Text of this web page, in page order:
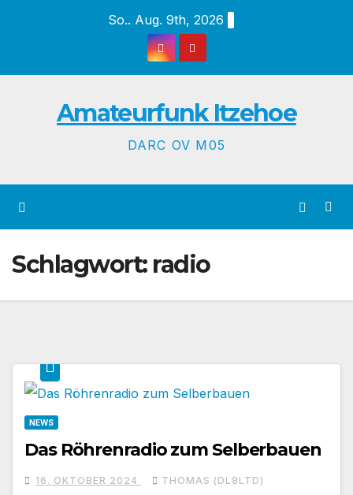
So.. Aug. 9th, 2026
Amateurfunk Itzehoe
DARC OV M05
Schlagwort: radio
NEWS
Das Röhrenradio zum Selberbauen
16. OKTOBER 2024 THOMAS (DL8LTD)